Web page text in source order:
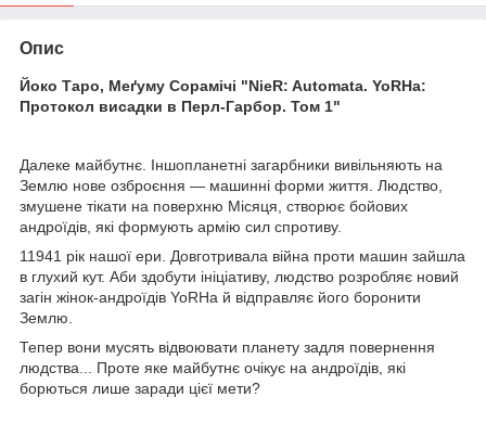
Опис
Йоко Таро, Меґуму Сорамічі "NieR: Automata. YoRHa:
Протокол висадки в Перл-Гарбор. Том 1"
Далеке майбутнє. Іншопланетні загарбники вивільняють на
Землю нове озброєння — машинні форми життя. Людство,
змушене тікати на поверхню Місяця, створює бойових
андроїдів, які формують армію сил спротиву.
11941 рік нашої ери. Довготривала війна проти машин зайшла
в глухий кут. Аби здобути ініціативу, людство розробляє новий
загін жінок-андроїдів YoRHa й відправляє його боронити
Землю.
Тепер вони мусять відвоювати планету задля повернення
людства... Проте яке майбутнє очікує на андроїдів, які
борються лише заради цієї мети?